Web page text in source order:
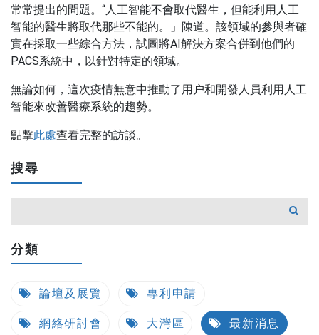
常常提出的問題。“人工智能不會取代醫生，但能利用人工
智能的醫生將取代那些不能的。」陳道。該領域的參與者確
實在採取一些綜合方法，試圖將AI解決方案合併到他們的
PACS系統中，以針對特定的領域。
無論如何，這次疫情無意中推動了用户和開發人員利用人工
智能來改善醫療系統的趨勢。
點擊此處查看完整的訪談。
搜尋
分類
論壇及展覽 專利申請
網絡研討會 大灣區 最新消息